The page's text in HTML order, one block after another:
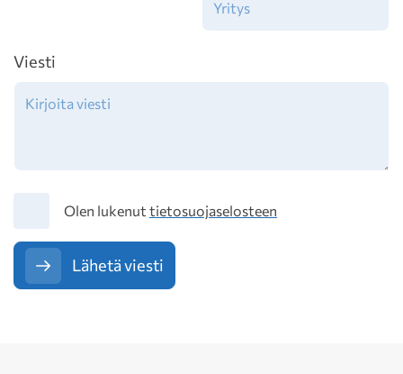
Viesti
TietosuojaOlen lukenut tietosuojaselosteen
Lähetä viesti